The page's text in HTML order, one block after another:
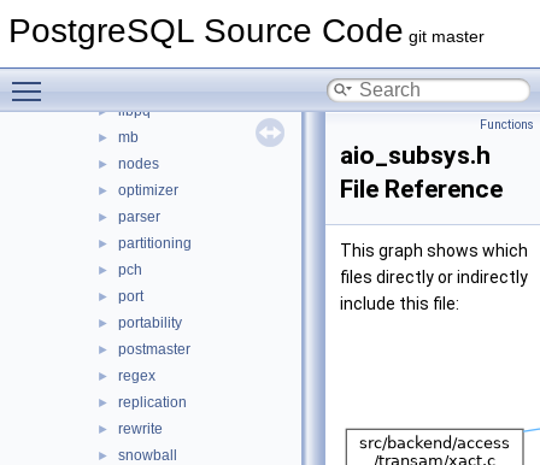
PostgreSQL Source Code git master
► foreign
► libpq
► mb
► nodes
► optimizer
► parser
► partitioning
► pch
► port
► portability
► postmaster
► regex
► replication
► rewrite
► snowball
Functions
aio_subsys.h
File Reference
This graph shows which
files directly or indirectly
include this file: